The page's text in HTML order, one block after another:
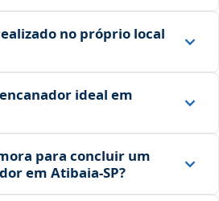
no próprio local
ideal em
para concluir um
em Atibaia‑SP?